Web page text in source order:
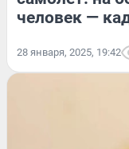
человек —
28 января, 2025, 19:42